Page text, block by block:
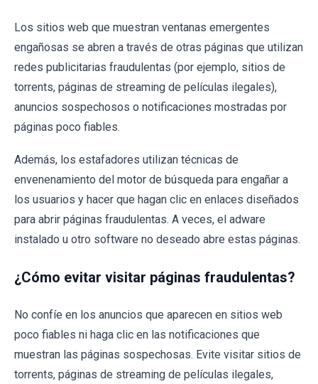
Los sitios web que muestran ventanas emergentes
engañosas se abren a través de otras páginas que utilizan
redes publicitarias fraudulentas (por ejemplo, sitios de
torrents, páginas de streaming de películas ilegales),
anuncios sospechosos o notificaciones mostradas por
páginas poco fiables.
Además, los estafadores utilizan técnicas de
envenenamiento del motor de búsqueda para engañar a
los usuarios y hacer que hagan clic en enlaces diseñados
para abrir páginas fraudulentas. A veces, el adware
instalado u otro software no deseado abre estas páginas.
¿Cómo evitar visitar páginas fraudulentas?
No confíe en los anuncios que aparecen en sitios web
poco fiables ni haga clic en las notificaciones que
muestran las páginas sospechosas. Evite visitar sitios de
torrents, páginas de streaming de películas ilegales,